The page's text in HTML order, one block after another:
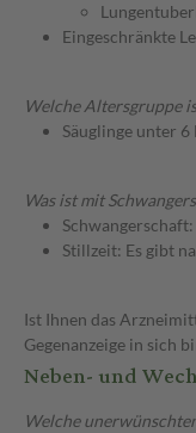
Eingeschränkte
Welche Altersgruppe
Säuglinge unter
Was ist mit
Stillzeit: Es gibt
Ist Ihnen das
Gegenanzeige in sich
Neben- und
Welche